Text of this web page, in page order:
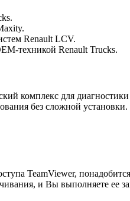
Renault LCV.
техникой Renault Trucks.
комплекс для
без сложной
TeamViewer,
и Вы выполняете ее